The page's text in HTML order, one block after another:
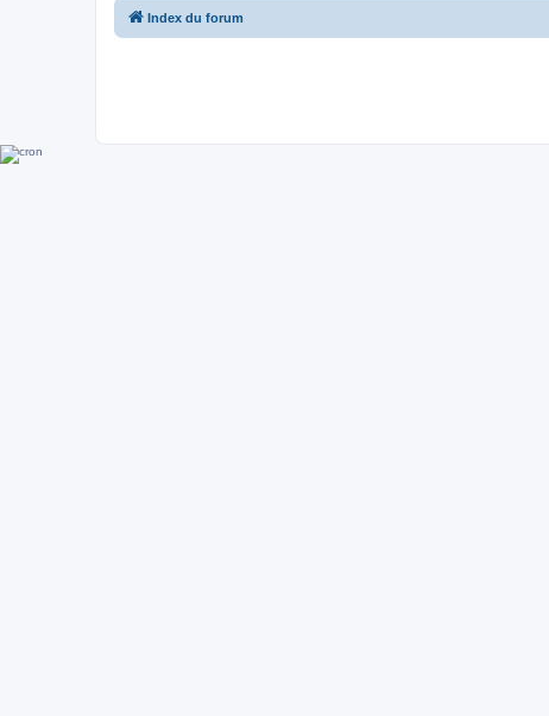
Index du forum